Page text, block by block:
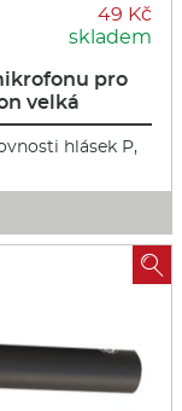
49 Kč
skladem
pro
velká
hlásek P,
